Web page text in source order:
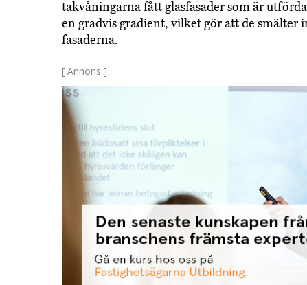
takvåningarna fått glasfasader som är
en gradvis gradient, vilket gör att de smälter
fasaderna.
[ Annons ]